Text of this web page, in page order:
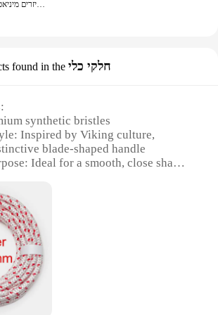
כובע צופר קטן שופר קדת רומן חייל כובע סמוראי ראש ציוד פלסטיק אביזרים מיניאטוריים מודל ראש אביזרים
found in the חלקי כלי
synthetic bristles
Inspired by Viking culture,
blade-shaped handle
Ideal for a smooth, close shave
or Weight or Quantity: Compact and
easy to handle
Comes with a sturdy base for
and Design**
Shaving Brush is not just a tool